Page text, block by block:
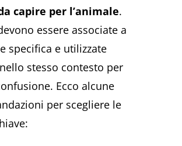
capire per l’animale.
essere associate a
specifica e utilizzate
stesso contesto per
Ecco alcune
per scegliere le